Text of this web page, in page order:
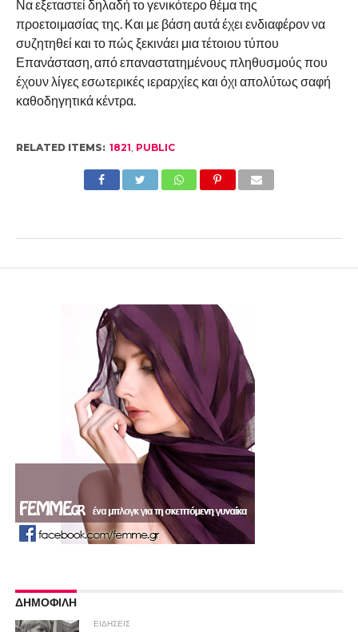
Να εξεταστεί δηλαδή το γενικότερο θέμα της
προετοιμασίας της. Και με βάση αυτά έχει ενδιαφέρον να
συζητηθεί και το πώς ξεκινάει μια τέτοιου τύπου
Επανάσταση, από επαναστατημένους πληθυσμούς που
έχουν λίγες εσωτερικές ιεραρχίες και όχι απολύτως σαφή
καθοδηγητικά κέντρα.
RELATED ITEMS: 1821, PUBLIC
ΔΗΜΟΦΙΛΗ
ΕΙΔΗΣΕΙΣ